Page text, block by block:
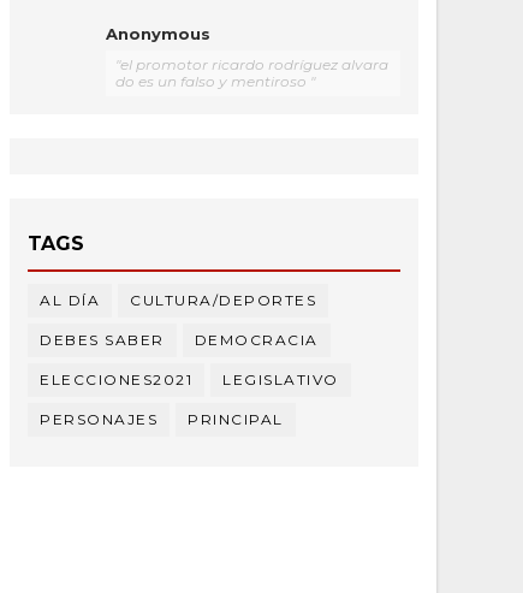
Anonymous
"el promotor ricardo rodríguez alvara
do es un falso y mentiroso "
TAGS
AL DÍA CULTURA/DEPORTES
DEBES SABER DEMOCRACIA
ELECCIONES2021 LEGISLATIVO
PERSONAJES PRINCIPAL